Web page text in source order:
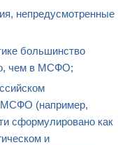
непредусмотренные
большинство
чем в МСФО;
МСФО (например,
сформулировано как
и